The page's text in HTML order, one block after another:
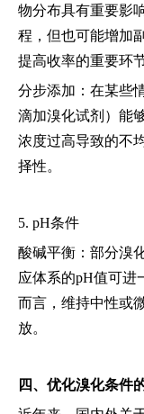
物分布具有重要影
程，但也可能增加
提高收率的重要环节
分步添加：在某些
滴加溴化试剂）能
浓度过高导致的不
择性。
5. pH条件
酸碱平衡：部分溴
应体系的pH值可进
而言，维持中性或
放。
四、优化溴化条件